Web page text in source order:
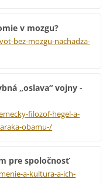
v mozgu?
bez-mozgu-nachadza-
„oslava“ vojny -
filozof-hegel-a-
obamu-/
pre spoločnosť
a-kultura-a-ich-